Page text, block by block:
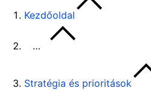
Kezdőoldal
…
Stratégia és prioritások